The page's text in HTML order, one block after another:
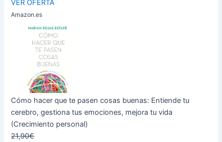
VER OFERTA
Amazon.es
Cómo hacer que te pasen cosas buenas: Entiende tu
cerebro, gestiona tus emociones, mejora tu vida
(Crecimiento personal)
21,90€